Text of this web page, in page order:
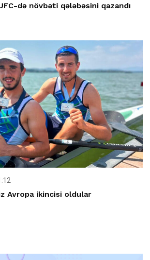
də növbəti qələbəsini qazandı
Avropa ikincisi oldular